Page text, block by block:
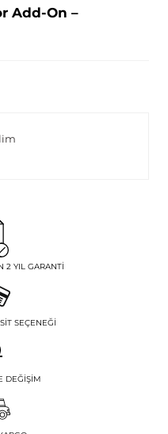
Add-On –
2 YIL GARANTI
SEÇENEĞI
DEĞIŞIM